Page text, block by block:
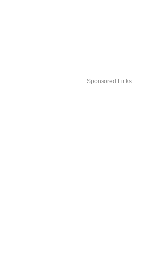
Sponsored Links